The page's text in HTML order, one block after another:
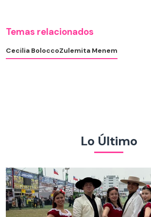
Temas relacionados
Cecilia BoloccoZulemita Menem
Lo Último